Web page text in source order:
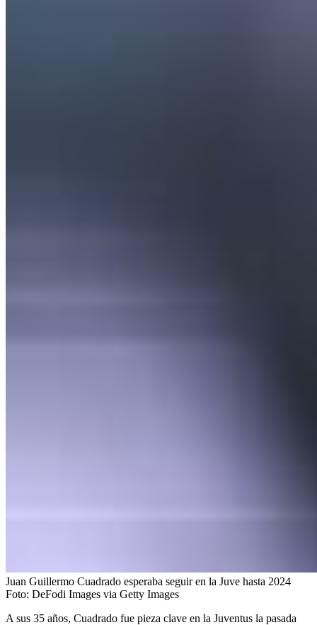
Juan Guillermo Cuadrado esperaba seguir en la Juve hasta 2024
Foto: DeFodi Images via Getty Images
A sus 35 años, Cuadrado fue pieza clave en la Juventus la pasada